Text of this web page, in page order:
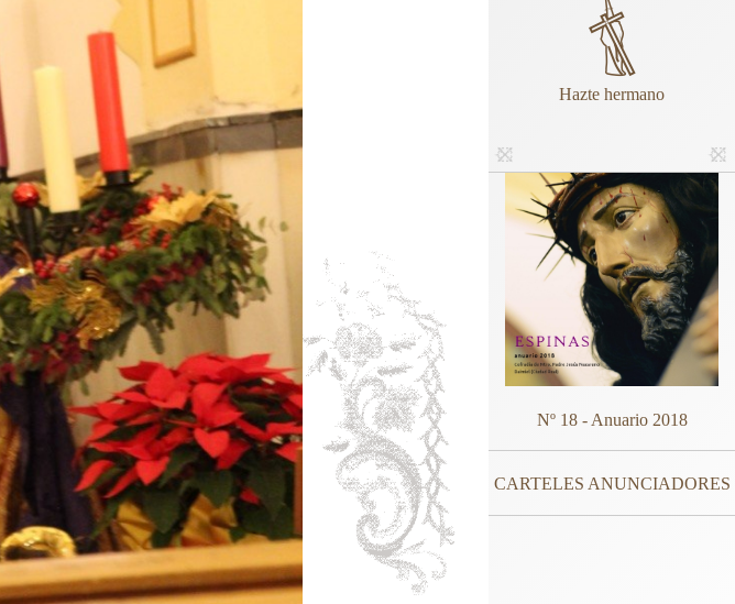
Hazte hermano
Nº 18 - Anuario 2018
CARTELES ANUNCIADORES